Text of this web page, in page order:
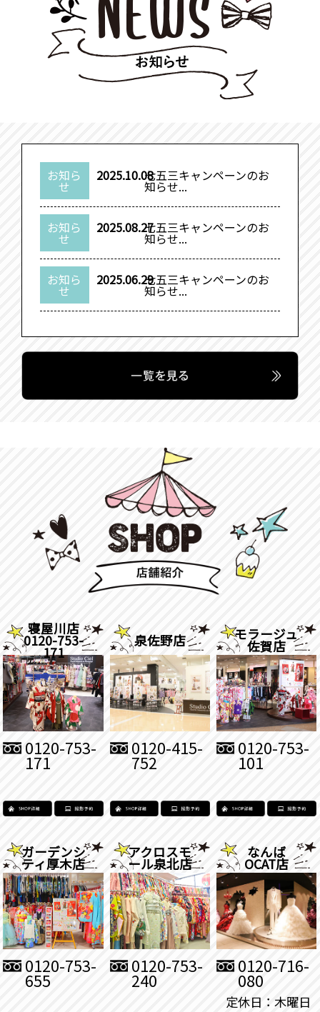
お知ら
せ
2025.10.08七五三キャンペーンのお
知らせ...
お知ら
せ
2025.08.27七五三キャンペーンのお
知らせ...
お知ら
せ
2025.06.29七五三キャンペーンのお
知らせ...
寝屋川店
0120-753-
171
0120-753-
171
泉佐野店
0120-415-
752
モラージュ
佐賀店
0120-753-
101
ガーデンシ
ティ厚木店
0120-753-
655
アクロスモ
ール泉北店
0120-753-
240
なんば
OCAT店
0120-716-
080
定休日：木曜日